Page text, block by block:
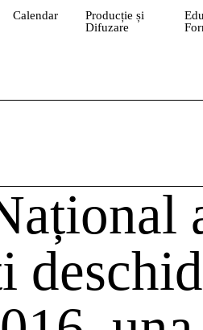
Calendar
Producție și
Difuzare